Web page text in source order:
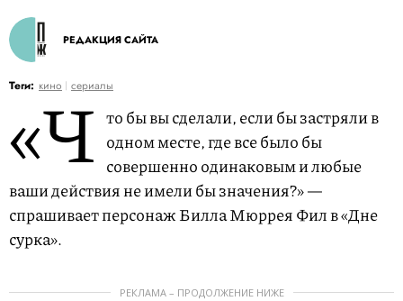
РЕДАКЦИЯ САЙТА
Теги: кино сериалы
«Ч то бы вы сделали, если бы застряли в
одном месте, где все было бы
совершенно одинаковым и любые
ваши действия не имели бы значения?» —
спрашивает персонаж Билла Мюррея Фил в «Дне
сурка».
РЕКЛАМА – ПРОДОЛЖЕНИЕ НИЖЕ